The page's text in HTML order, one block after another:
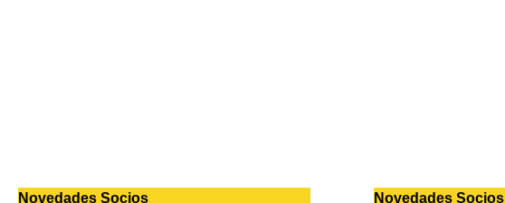
Novedades Socios Novedades Socios